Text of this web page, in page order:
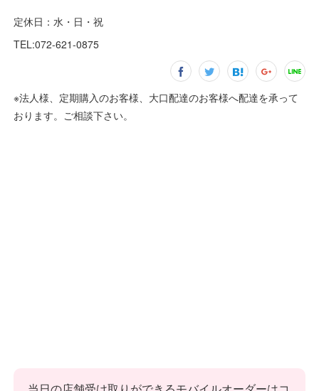
定休日：水・日・祝
TEL:072-621-0875
※法人様、定期購入のお客様、大口配達のお客様へ配達を承って
おります。ご相談下さい。